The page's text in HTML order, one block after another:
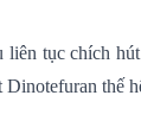
tục chích
thế